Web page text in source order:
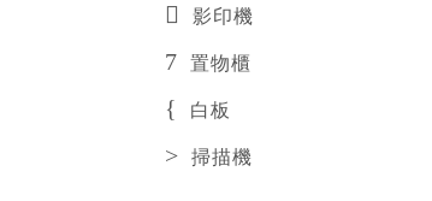
影印機
置物櫃
白板
掃描機